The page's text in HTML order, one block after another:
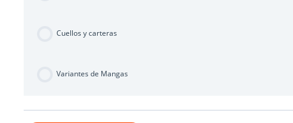
Cuellos y carteras
Variantes de Mangas